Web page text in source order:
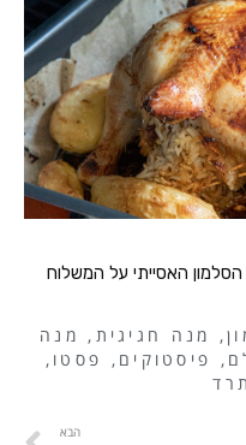
האסייתי על המשלוח
, מנה חגיגית , מנה
, פיסטוקים , פסטו ,
תרד
הבא